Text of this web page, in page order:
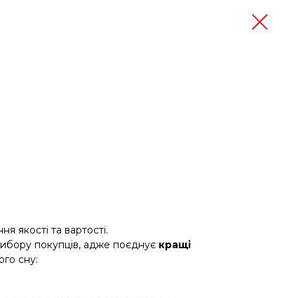
якості та вартості.
покупців, адже поєднує кращі
сну: